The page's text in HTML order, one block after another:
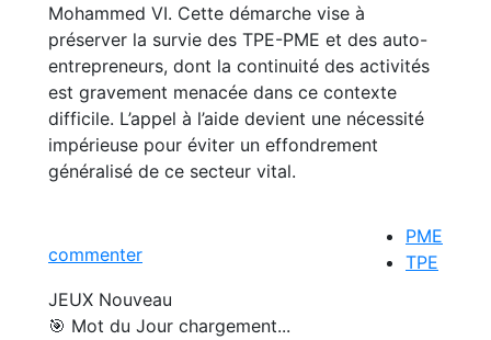
Mohammed VI. Cette démarche vise à
préserver la survie des TPE-PME et des auto-
entrepreneurs, dont la continuité des activités
est gravement menacée dans ce contexte
difficile. L’appel à l’aide devient une nécessité
impérieuse pour éviter un effondrement
généralisé de ce secteur vital.
commenter
PME
TPE
JEUX Nouveau
🎯 Mot du Jour chargement...